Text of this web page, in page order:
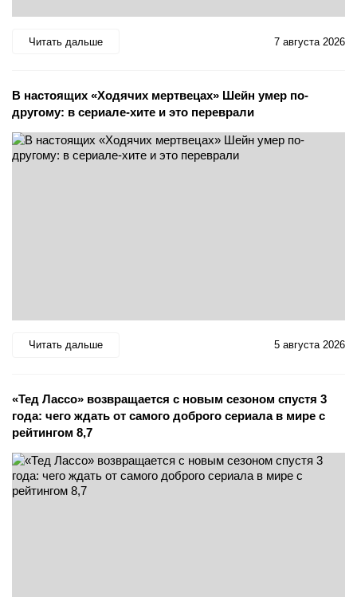
Читать дальше 7 августа 2026
В настоящих «Ходячих мертвецах» Шейн умер по-
другому: в сериале-хите и это переврали
Читать дальше 5 августа 2026
«Тед Лассо» возвращается с новым сезоном спустя 3
года: чего ждать от самого доброго сериала в мире с
рейтингом 8,7